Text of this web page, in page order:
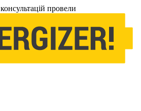
консультацій провели